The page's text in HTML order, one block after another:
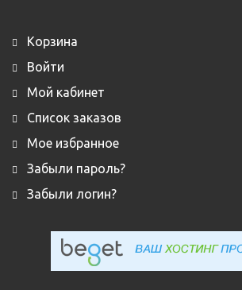
Корзина
Войти
Мой кабинет
Список заказов
Мое избранное
Забыли пароль?
Забыли логин?